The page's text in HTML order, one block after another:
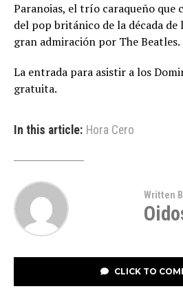
Paranoias, el trío caraqueño que
del pop británico de la década de
gran admiración por The Beatles.
La entrada para asistir a los
gratuita.
In this article: Hora Cero
Written
CLICK TO